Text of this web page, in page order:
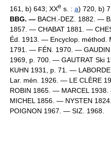
161, b) 643; XXe s. : a) 720, b)
BBG. — BACH.-DEZ. 1882. —
1857. — CHABAT 1881. —
Éd. 1913. — Encyclop. méthod.
1791. — FÉN. 1970. — GAUDIN
1969, p. 700. — GAUTRAT Ski
KUHN 1931, p. 71. —
Lar. mén. 1926. — LE CLÈRE
ROBIN 1865. — MARCEL
MICHEL 1856. — NYSTEN
POIGNON 1967. — SIZ. 1968.